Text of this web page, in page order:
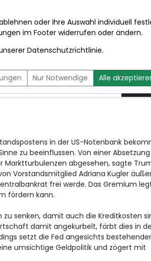
DPA-AFX
Vorstand:
um
in der US-Notenbank
zu beeinflussen. Von einer
Marktturbulenzen abgesehen, sagte
Vorstandsmitglied Adriana Kugler
frei werde. Das Gremium
fördern kann.
senken, damit auch die Kreditkosten
damit angekurbelt, färbt dies in
setzt die Fed angesichts bestehender
umsichtige Geldpolitik und zögert mit
oder Ihre Auswahl individuell
im Footer widerrufen oder ändern.
Datenschutzrichtlinie.
Nur Notwendige Alle